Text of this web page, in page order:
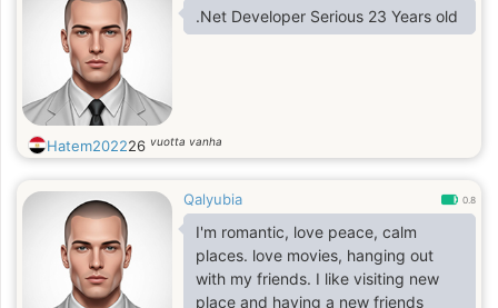
.Net Developer Serious 23 Years old
Hatem202226 vuotta vanha
Qalyubia 0.8
I'm romantic, love peace, calm
places. love movies, hanging out
with my friends. I like visiting new
place and having a new friends